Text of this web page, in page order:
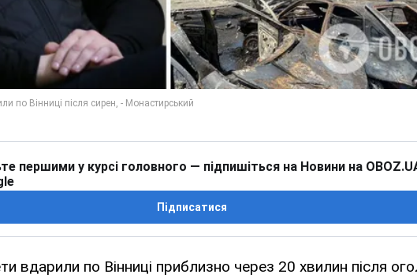
першими у курсі головного — підпишіться на Новини на
Підписатися
вдарили по Вінниці приблизно через 20 хвилин після